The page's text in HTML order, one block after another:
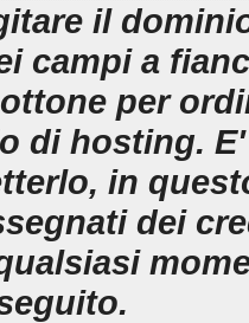
il
campi a
per
di hosting.
in
dei